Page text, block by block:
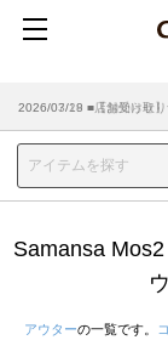
2026/07/29 ■【お知らせ
2026/03/18 ■店舗受け取り
Samansa
アウターの一覧です。